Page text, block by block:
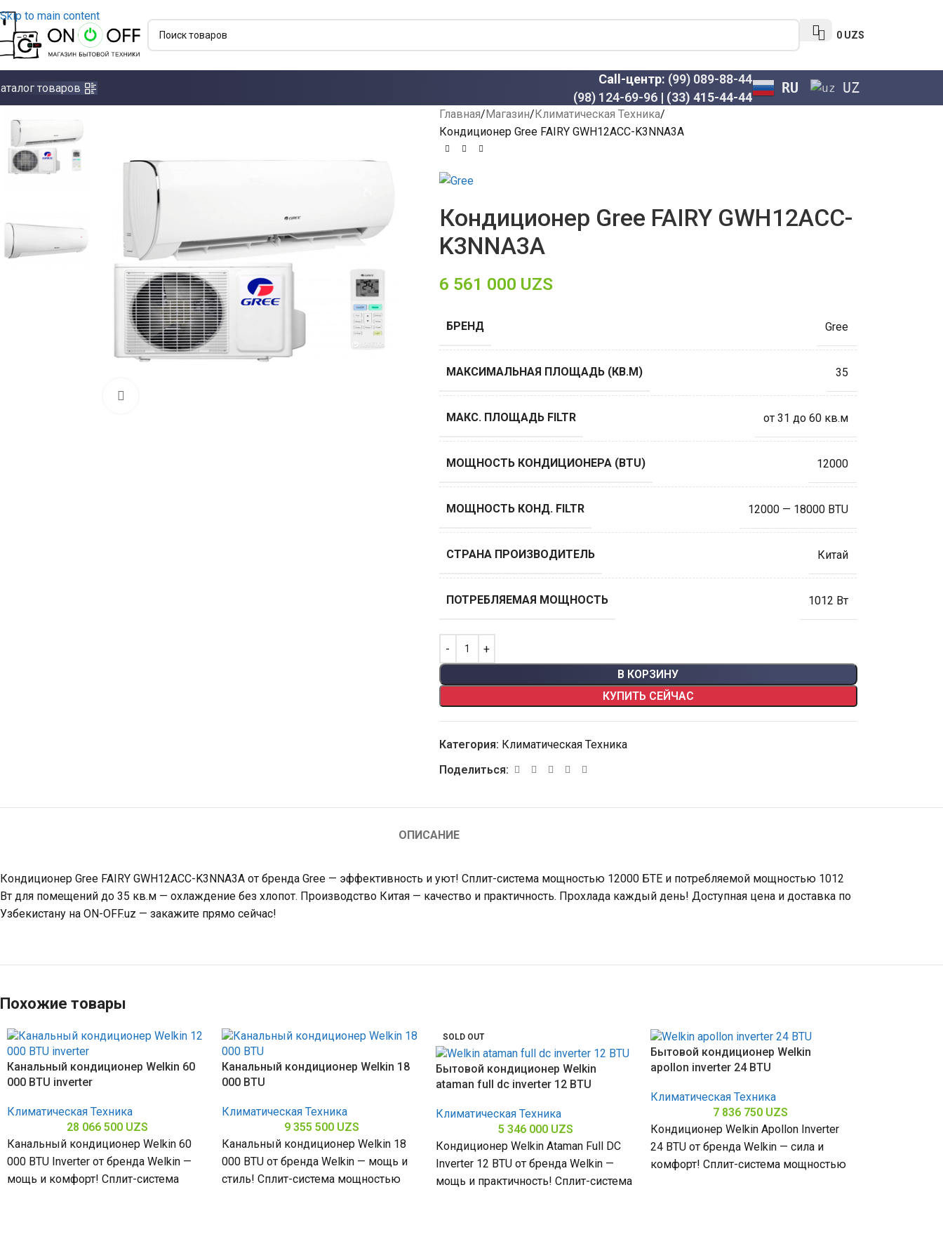
Skip to main content
0 UZS
товаров
Call-центр: (99) 089-88-44
(98) 124-69-96 | (33) 415-44-44
RU UZ
Главная Магазин Климатическая Техника
Кондиционер Gree FAIRY GWH12ACC-K3NNA3A
Кондиционер Gree FAIRY GWH12ACC-
K3NNA3A
6 561 000 UZS
БРЕНД Gree
МАКСИМАЛЬНАЯ ПЛОЩАДЬ (КВ.М) 35
МАКС. ПЛОЩАДЬ FILTR от 31 до 60 кв.м
МОЩНОСТЬ КОНДИЦИОНЕРА (BTU) 12000
МОЩНОСТЬ КОНД. FILTR 12000 — 18000 BTU
СТРАНА ПРОИЗВОДИТЕЛЬ Китай
ПОТРЕБЛЯЕМАЯ МОЩНОСТЬ 1012 Вт
В КОРЗИНУ
КУПИТЬ СЕЙЧАС
Категория: Климатическая Техника
Поделиться:
ОПИСАНИЕ
Кондиционер Gree FAIRY GWH12ACC-K3NNA3A от бренда Gree — эффективность и уют! Сплит-система мощностью 12000 БТЕ и потребляемой мощностью 1012
Вт для помещений до 35 кв.м — охлаждение без хлопот. Производство Китая — качество и практичность. Прохлада каждый день! Доступная цена и доставка по
Узбекистану на ON-OFF.uz — закажите прямо сейчас!
Похожие товары
Канальный кондиционер Welkin 60
000 BTU inverter
Климатическая Техника
28 066 500 UZS
Канальный кондиционер Welkin 60
000 BTU Inverter от бренда Welkin —
мощь и комфорт! Сплит-система
Канальный кондиционер Welkin 18
000 BTU
Климатическая Техника
9 355 500 UZS
Канальный кондиционер Welkin 18
000 BTU от бренда Welkin — мощь и
стиль! Сплит-система мощностью
SOLD OUT
Бытовой кондиционер Welkin
ataman full dc inverter 12 BTU
Климатическая Техника
5 346 000 UZS
Кондиционер Welkin Ataman Full DC
Inverter 12 BTU от бренда Welkin —
мощь и практичность! Сплит-система
Бытовой кондиционер Welkin
apollon inverter 24 BTU
Климатическая Техника
7 836 750 UZS
Кондиционер Welkin Apollon Inverter
24 BTU от бренда Welkin — сила и
комфорт! Сплит-система мощностью